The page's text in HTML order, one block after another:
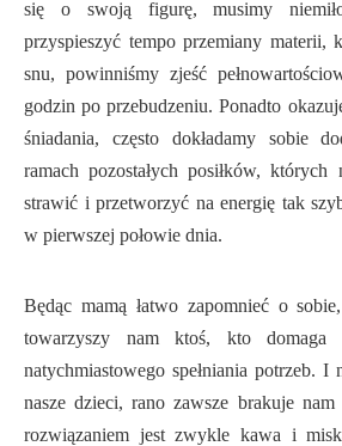
się o swoją figurę, musimy
przyspieszyć tempo przemiany materii,
snu, powinniśmy zjeść
godzin po przebudzeniu. Ponadto
śniadania, często dokładamy sobie
ramach pozostałych posiłków,
strawić i przetworzyć na energię tak
w pierwszej połowie dnia.
Będąc mamą łatwo zapomnieć o
towarzyszy nam ktoś, kto
natychmiastowego spełniania potrzeb. I
nasze dzieci, rano zawsze brakuje nam
rozwiązaniem jest zwykle kawa i